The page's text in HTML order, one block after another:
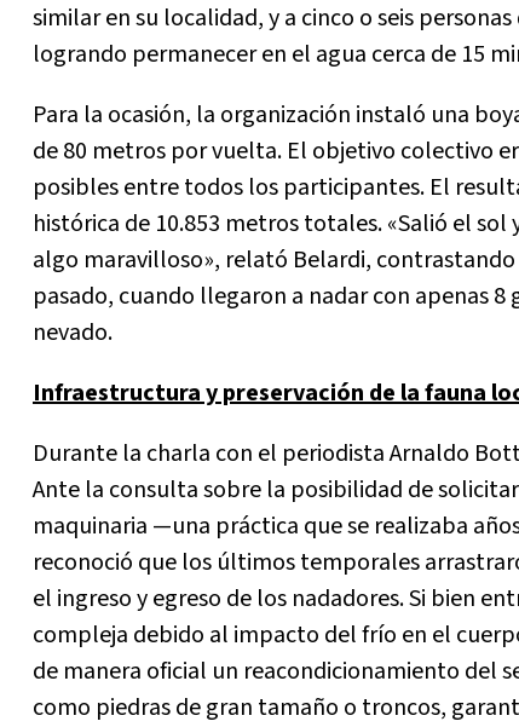
similar en su localidad, y a cinco o seis
logrando permanecer en el agua cerca de 15
Para la ocasión, la organización instaló una
de 80 metros por vuelta. El objetivo colectivo
posibles entre todos los participantes. El
histórica de 10.853 metros totales. «Salió el
algo maravilloso», relató Belardi,
pasado, cuando llegaron a nadar con apenas
nevado.
Infraestructura y preservación de la fauna
Durante la charla con el periodista Arnaldo
Ante la consulta sobre la posibilidad de
maquinaria —una práctica que se realizaba
reconoció que los últimos temporales
el ingreso y egreso de los nadadores. Si bien
compleja debido al impacto del frío en el
de manera oficial un reacondicionamiento del
como piedras de gran tamaño o troncos,